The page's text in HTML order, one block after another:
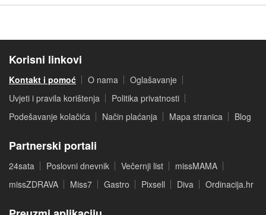
Korisni linkovi
Kontakt i pomoć O nama
Oglašavanje
Uvjeti i pravila korištenja
Politika privatnosti
Podešavanje kolačića
Način plaćanja Mapa stranica Blog
Partnerski portali
24sata Poslovni dnevnik Večernji list
missMAMA
missZDRAVA
Miss7 Gastro Pixsell Diva Ordinacija.hr